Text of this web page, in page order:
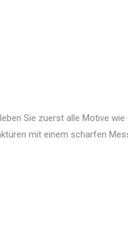
Sie zuerst alle Motive
mit einem scharfen